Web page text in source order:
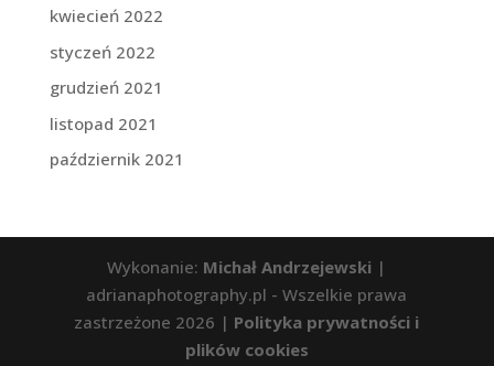
kwiecień 2022
styczeń 2022
grudzień 2021
listopad 2021
październik 2021
Wykonanie: Michał Andrzejewski |
adrianaphotography.pl - Wszelkie prawa
zastrzeżone 2026 | Polityka prywatności i
plików cookies